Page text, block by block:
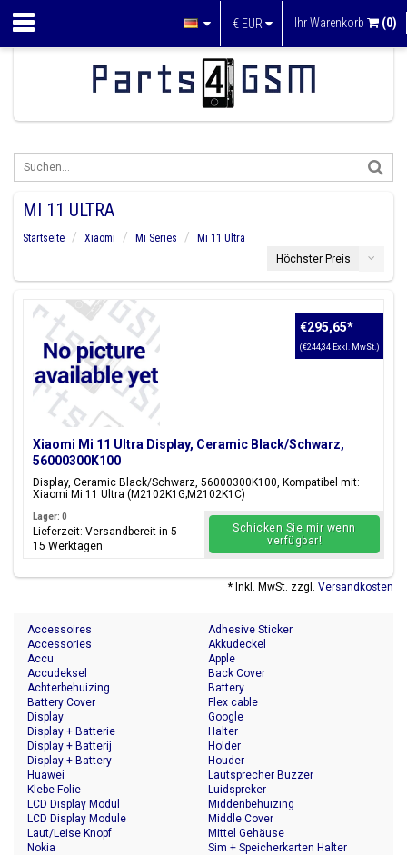
€ EUR Ihr Warenkorb (0)
MI 11 ULTRA
Startseite Xiaomi Mi Series
Mi 11 Ultra
Höchster Preis
Xiaomi Mi 11 Ultra Display, Ceramic Black/Schwarz,
56000300K100
Display, Ceramic Black/Schwarz, 56000300K100, Kompatibel mit:
Xiaomi Mi 11 Ultra (M2102K1G;M2102K1C)
€295,65*
(€244,34 Exkl. MwSt.)
Lager: 0
Lieferzeit: Versandbereit in 5 -
15 Werktagen
Schicken Sie mir wenn
verfügbar!
* Inkl. MwSt. zzgl. Versandkosten
Accessoires
Accessories
Accu
Accudeksel
Achterbehuizing
Adhesive Sticker
Akkudeckel
Apple
Back Cover
Battery
Battery Cover
Display
Display + Batterie
Display + Batterij
Display + Battery
Flex cable
Google
Halter
Holder
Houder
Huawei
Klebe Folie
LCD Display Modul
LCD Display Module
Laut/Leise Knopf
Lautsprecher Buzzer
Luidspreker
Middenbehuizing
Middle Cover
Mittel Gehäuse
Nokia
Sim + Speicherkarten Halter